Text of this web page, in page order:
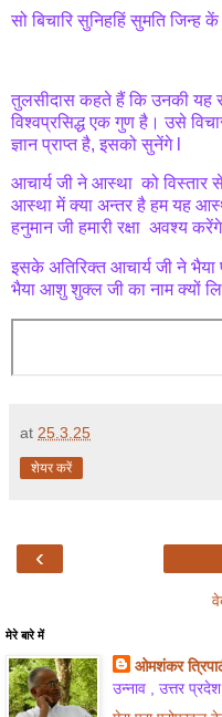
सो बिचारि सुनिहहिं सुमति जिन्ह
तुलसीदास कहते हैं कि उनकी यह
विश्वप्रसिद्ध एक गुण है। उसे
ज्ञान प्राप्त है, इसको सुनेंगे l
आचार्य जी ने आस्था को विस्तार
आस्था में क्या अन्तर है हम यह
हनुमान जी हमारी रक्षा अवश्य करेंगे
इसके अतिरिक्त आचार्य जी ने भैया
भैया आशु शुक्ल जी का नाम क्यों
at 25.3.25
शेयर करें
‹
मेरे बारे में
ओमशंकर
उन्नाव , उत्तर